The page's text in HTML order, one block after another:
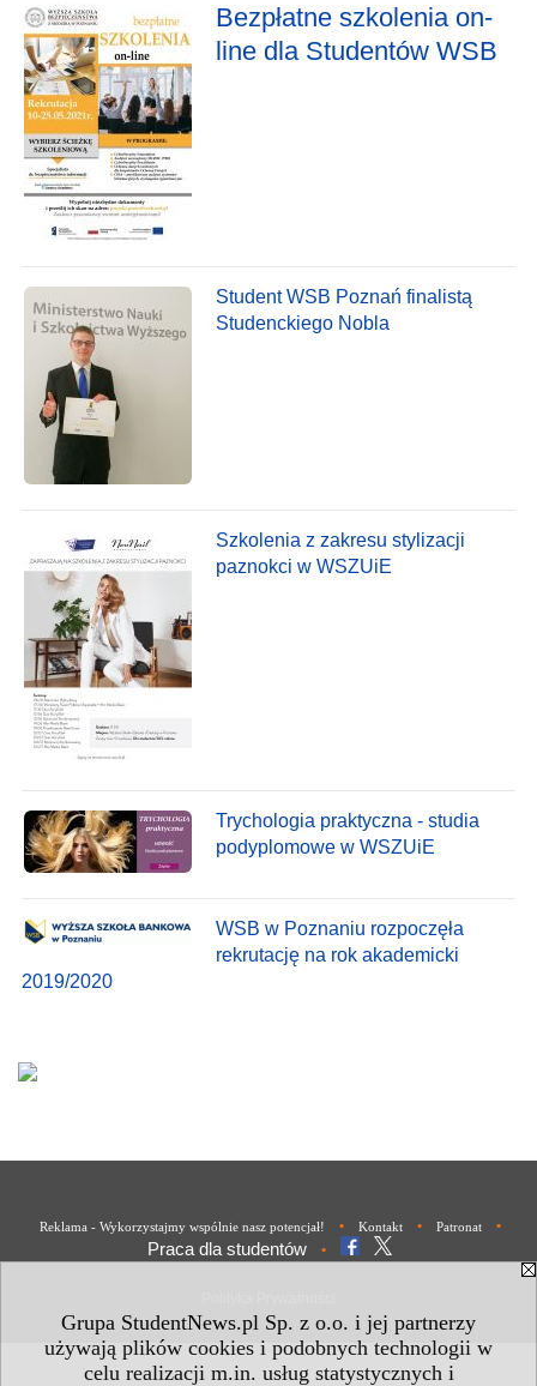
Grupa StudentNews.pl Sp. z o.o. i jej partnerzy
używają plików cookies i podobnych technologii w
celu realizacji m.in. usług statystycznych i
Bezpłatne szkolenia on-
line dla Studentów WSB
Student WSB Poznań finalistą
Studenckiego Nobla
Szkolenia z zakresu stylizacji
paznokci w WSZUiE
Trychologia praktyczna - studia
podyplomowe w WSZUiE
WSB w Poznaniu rozpoczęła
rekrutację na rok akademicki
2019/2020
Reklama - Wykorzystajmy wspólnie nasz potencjał! • Kontakt • Patronat •
Praca dla studentów •